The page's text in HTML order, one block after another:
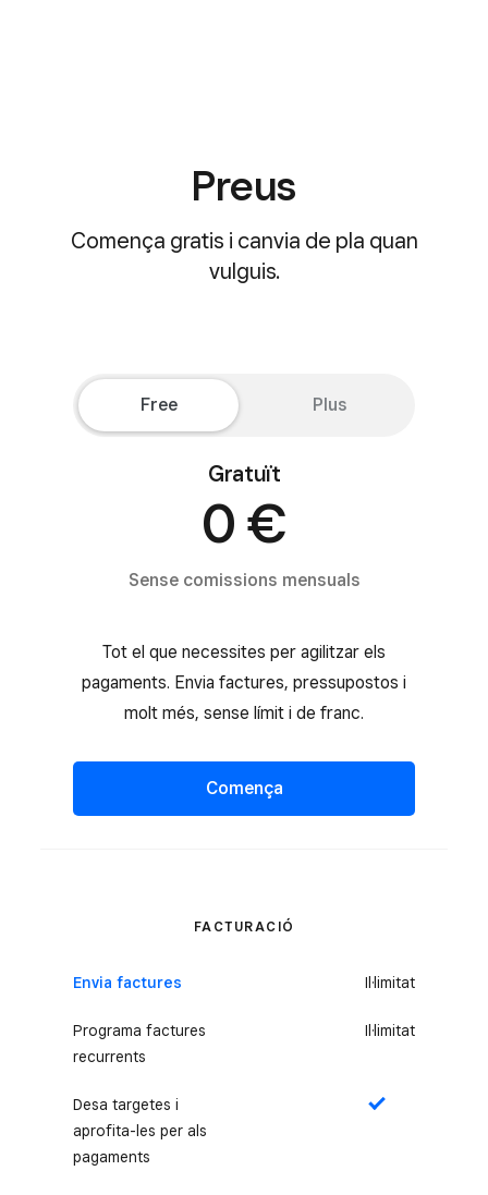
Preus
Comença gratis i canvia de pla quan
vulguis.
Free Plus
Gratuït
0 €
Sense comissions mensuals
Tot el que necessites per agilitzar els
pagaments. Envia factures, pressupostos i
molt més, sense límit i de franc.
Comença
FACTURACIÓ
Envia factures Il·limitat
Programa factures
recurrents
Il·limitat
Desa targetes i
aprofita-les per als
pagaments
Sí